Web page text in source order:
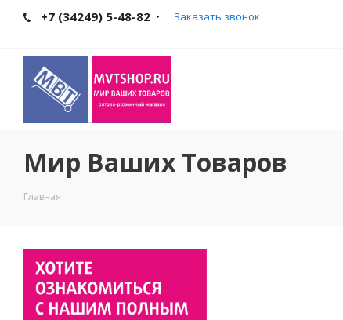
+7 (34249) 5-48-82 Заказать звонок
Мир Ваших Товаров
Главная